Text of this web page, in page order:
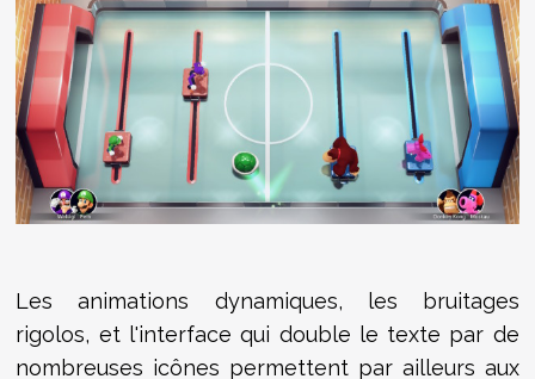
Les animations dynamiques, les bruitages
rigolos, et l'interface qui double le texte par de
nombreuses icônes permettent par ailleurs aux